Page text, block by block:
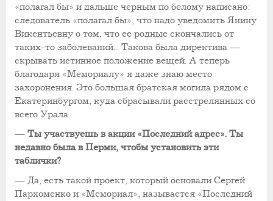
«полагал бы» и дальше черным по белому написано:
следователь «полагал бы», что надо уведомить Янину
Викентьевну о том, что ее родные скончались от
таких-то заболеваний... Такова была директива —
скрывать истинное положение вещей. А теперь
благодаря «Мемориалу» я даже знаю место
захоронения. Это большая братская могила рядом с
Екатеринбургом, куда сбрасывали расстрелянных со
всего Урала.
— Ты участвуешь в акции «Последний адрес». Ты
недавно была в Перми, чтобы установить эти
таблички?
— Да, есть такой проект, который основали Сергей
Пархоменко и «Мемориал», называется «Последний